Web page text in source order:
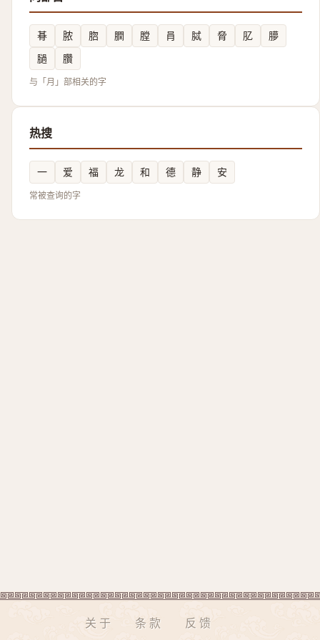
朞 脓 脗 膶 膛 肙 脦 脅 肊
䑅
膼
臢
与「月」部相关的字
热搜
一 爱 福 龙 和 德 静 安
常被查询的字
关于 条款 反馈